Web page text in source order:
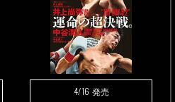
4/16 発売